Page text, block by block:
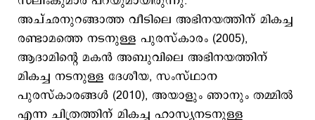
അച്ഛനുറങ്ങാത്ത വീടിലെ അഭിനയത്തിന് മികച്ച
രണ്ടാമത്തെ നടനുള്ള പുരസ്കാരം (2005),
ആദാമിന്‍റെ മകന്‍ അബുവിലെ അഭിനയത്തിന്
മികച്ച നടനുള്ള ദേശീയ, സംസ്ഥാന
പുരസ്കാരങ്ങള്‍ (2010), അയാളും ഞാനും തമ്മില്‍
എന്ന ചിത്രത്തിന് മികച്ച ഹാസ്യനടനുള്ള